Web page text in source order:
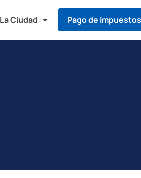
La Ciudad Pago de impuestos